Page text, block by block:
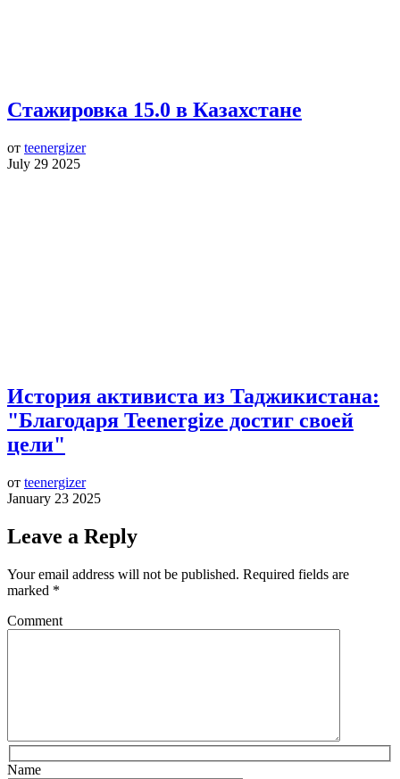
Стажировка 15.0 в Казахстане
от teenergizer
July 29 2025
История активиста из Таджикистана:
"Благодаря Teenergize достиг своей
цели"
от teenergizer
January 23 2025
Leave a Reply
Your email address will not be published. Required fields are
marked *
Comment
Name